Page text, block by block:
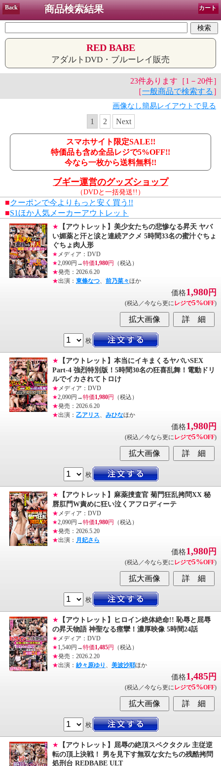
Back 商品検索結果 カート
RED BABE
アダルトDVD・ブルーレイ販売
23件あります［1－20件］
［一般商品で検索する ］
画像なし簡易レイアウトで見る
1 2 Next
スマホサイト限定SALE!!
特価品も含め全品レジで5%OFF!!
今なら一枚から送料無料!!
ブギー運営のグッズショップ
（DVDと一括発送!!）
■クーポンで今よりもっと安く買う!!
■S1ほか人気メーカーアウトレット
★ 【アウトレット】美少女たちの悲惨なる昇天 ヤバ
い媚薬と汗と涙と連続アクメ 5時間33名の蜜汁ぐちょ
ぐちょ肉人形
★ メディア：DVD
★2,090円→特価1,980円
（税込）
★発売：2026.6.20
★出演： 東條なつ、 前乃菜々ほか
価格1,980円
(税込／今なら更に レジで5%OFF)
枚
★ 【アウトレット】本当にイキまくるヤバいSEX
Part-4 強烈特別版！5時間30名の狂喜乱舞！電動ドリ
ルでイカされてトロけ
★ メディア：DVD
★2,090円→特価1,980円
（税込）
★発売：2026.6.20
★出演： 乙アリス、 みひなほか
価格1,980円
(税込／今なら更に レジで5%OFF)
枚
★ 【アウトレット】麻薬捜査官 菊門狂乱拷問XX 秘
唇肛門W責めに狂い泣くアフロディーテ
★ メディア：DVD
★2,090円→特価1,980円
（税込）
★発売：2026.5.20
★出演： 月妃さら
価格1,980円
(税込／今なら更に レジで5%OFF)
枚
★ 【アウトレット】ヒロイン絶体絶命!! 恥辱と屈辱
の昇天物語 神聖なる痙攣！濃厚映像 5時間24話
★ メディア：DVD
★1,540円→特価1,485円
（税込）
★発売：2026.2.20
★出演： 紗々原ゆり 、 美波沙耶ほか
価格1,485円
(税込／今なら更に レジで5%OFF)
枚
★ 【アウトレット】屈辱の絶頂スペクタクル 主従逆
転の頂上決戦！ 男を見下す無双な女たちの残酷拷問
処刑台 REDBABE ULT